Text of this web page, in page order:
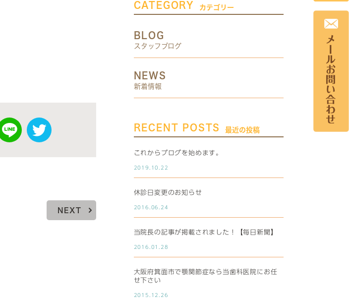
NEXT
CATEGORY カテゴリー
BLOG
スタッフブログ
NEWS
新着情報
RECENT POSTS 最近の投稿
これからブログを始めます。
2019.10.22
休診日変更のお知らせ
2016.06.24
当院長の記事が掲載されました！【毎日新聞】
2016.01.28
大阪府箕面市で顎関節症なら当歯科医院にお任
せ下さい
2015.12.26